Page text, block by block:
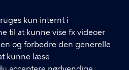
kun internt i
til at kunne vise fx videoer
og forbedre den generelle
kunne læse
Sundhed –
København N